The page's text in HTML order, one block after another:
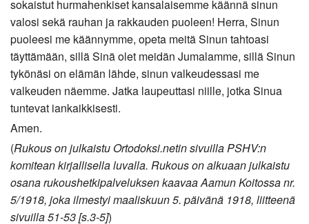
sokaistut hurmahenkiset kansalaisemme käännä sinun
valosi sekä rauhan ja rakkauden puoleen! Herra, Sinun
puoleesi me käännymme, opeta meitä Sinun tahtoasi
täyttämään, sillä Sinä olet meidän Jumalamme, sillä Sinun
tykönäsi on elämän lähde, sinun valkeudessasi me
valkeuden näemme. Jatka laupeuttasi niille, jotka Sinua
tuntevat iankaikkisesti.
Amen.
(Rukous on julkaistu Ortodoksi.netin sivuilla PSHV:n
komitean kirjallisella luvalla. Rukous on alkuaan julkaistu
osana rukoushetkipalveluksen kaavaa Aamun Koitossa nr.
5/1918, joka ilmestyi maaliskuun 5. päivänä 1918, liitteenä
sivuilla 51-53 [s.3-5])